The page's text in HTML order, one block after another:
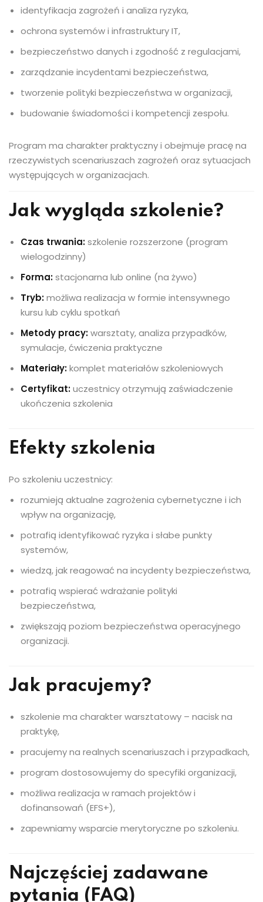
identyfikacja zagrożeń i analiza ryzyka,
ochrona systemów i infrastruktury IT,
bezpieczeństwo danych i zgodność z regulacjami,
zarządzanie incydentami bezpieczeństwa,
tworzenie polityki bezpieczeństwa w organizacji,
budowanie świadomości i kompetencji zespołu.
Program ma charakter praktyczny i obejmuje pracę na
rzeczywistych scenariuszach zagrożeń oraz sytuacjach
występujących w organizacjach.
Jak wygląda szkolenie?
Czas trwania:szkolenie rozszerzone (program
wielogodzinny)
Forma:stacjonarna lub online (na żywo)
Tryb:możliwa realizacja w formie intensywnego
kursu lub cyklu spotkań
Metody pracy:warsztaty, analiza przypadków,
symulacje, ćwiczenia praktyczne
Materiały:komplet materiałów szkoleniowych
Certyfikat:uczestnicy otrzymują zaświadczenie
ukończenia szkolenia
Efekty szkolenia
Po szkoleniu uczestnicy:
rozumieją aktualne zagrożenia cybernetyczne i ich
wpływ na organizację,
potrafią identyfikować ryzyka i słabe punkty
systemów,
wiedzą, jak reagować na incydenty bezpieczeństwa,
potrafią wspierać wdrażanie polityki
bezpieczeństwa,
zwiększają poziom bezpieczeństwa operacyjnego
organizacji.
Jak pracujemy?
szkolenie ma charakter warsztatowy – nacisk na
praktykę,
pracujemy na realnych scenariuszach i przypadkach,
program dostosowujemy do specyfiki organizacji,
możliwa realizacja w ramach projektów i
dofinansowań (EFS+),
zapewniamy wsparcie merytoryczne po szkoleniu.
Najczęściej zadawane
pytania (FAQ)